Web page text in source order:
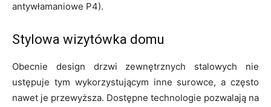
antywłamaniowe P4).
Stylowa wizytówka domu
Obecnie design drzwi zewnętrznych stalowych nie
ustępuje tym wykorzystującym inne surowce, a często
nawet je przewyższa. Dostępne technologie pozwalają na